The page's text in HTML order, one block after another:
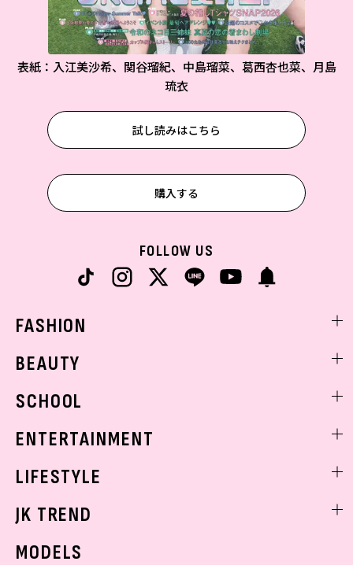
表紙：入江美沙希、関谷瑠紀、中島瑠菜、葛西杏也菜、月島
琉衣
試し読みはこちら
購入する
FOLLOW US
FASHION
着回し
BEAUTY
ベストコスメ
ボディケア
SCHOOL
学校ヘアメイク
ENTERTAINMENT
K-POP
LIFESTYLE
モデルの購入品
JK TREND
MODELS